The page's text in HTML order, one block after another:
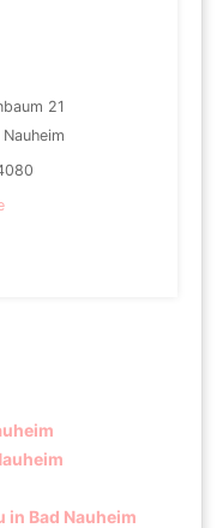
21
Bad Nauheim